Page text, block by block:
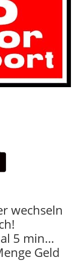
wechseln
5 min…
Geld